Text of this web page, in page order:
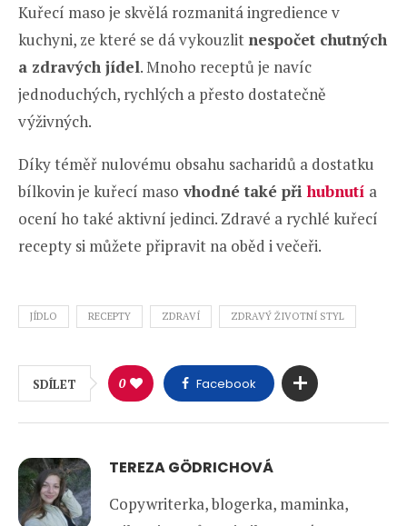
Kuřecí maso je skvělá rozmanitá ingredience v
kuchyni, ze které se dá vykouzlit nespočet chutných
a zdravých jídel. Mnoho receptů je navíc
jednoduchých, rychlých a přesto dostatečně
výživných.
Díky téměř nulovému obsahu sacharidů a dostatku
bílkovin je kuřecí maso vhodné také přihubnutí a
ocení ho také aktivní jedinci. Zdravé a rychlé kuřecí
recepty si můžete připravit na oběd i večeři.
JÍDLO RECEPTY ZDRAVÍ ZDRAVÝ ŽIVOTNÍ STYL
SDÍLET 0 Facebook
TEREZA GÖDRICHOVÁ
Copywriterka, blogerka, maminka,